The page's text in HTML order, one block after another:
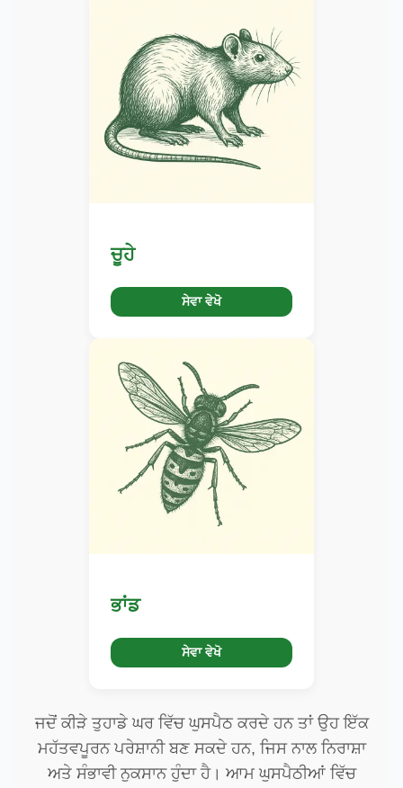
ਚੂਹੇ
ਸੇਵਾ ਵੇਖੋ
ਭਾਂਡ
ਸੇਵਾ ਵੇਖੋ
ਜਦੋਂ ਕੀੜੇ ਤੁਹਾਡੇ ਘਰ ਵਿੱਚ ਘੁਸਪੈਠ ਕਰਦੇ ਹਨ ਤਾਂ ਉਹ ਇੱਕ
ਮਹੱਤਵਪੂਰਨ ਪਰੇਸ਼ਾਨੀ ਬਣ ਸਕਦੇ ਹਨ, ਜਿਸ ਨਾਲ ਨਿਰਾਸ਼ਾ
ਅਤੇ ਸੰਭਾਵੀ ਨੁਕਸਾਨ ਹੁੰਦਾ ਹੈ। ਆਮ ਘੁਸਪੈਠੀਆਂ ਵਿੱਚ